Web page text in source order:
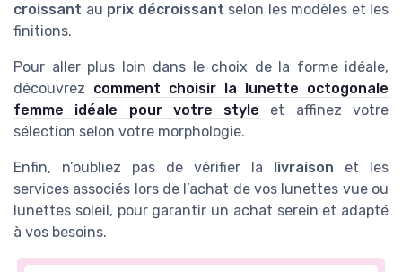
croissant au prix décroissant selon les modèles et les
finitions.
Pour aller plus loin dans le choix de la forme idéale,
découvrez comment choisir la lunette octogonale
femme idéale pour votre style et affinez votre
sélection selon votre morphologie.
Enfin, n’oubliez pas de vérifier la livraison et les
services associés lors de l’achat de vos lunettes vue ou
lunettes soleil, pour garantir un achat serein et adapté
à vos besoins.